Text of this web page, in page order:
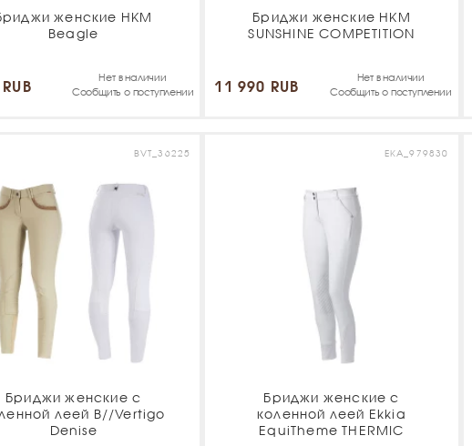
женские HKM
Beagle
Нет в наличии
Сообщить о поступлении
Бриджи женские HKM
SUNSHINE COMPETITION
11 990 RUB
Нет в наличии
Сообщить о поступлении
BVT_36225
Бриджи женские с
леей B//Vertigo
Denise
EKA_979830
Бриджи женские с
коленной леей Ekkia
EquiTheme THERMIC